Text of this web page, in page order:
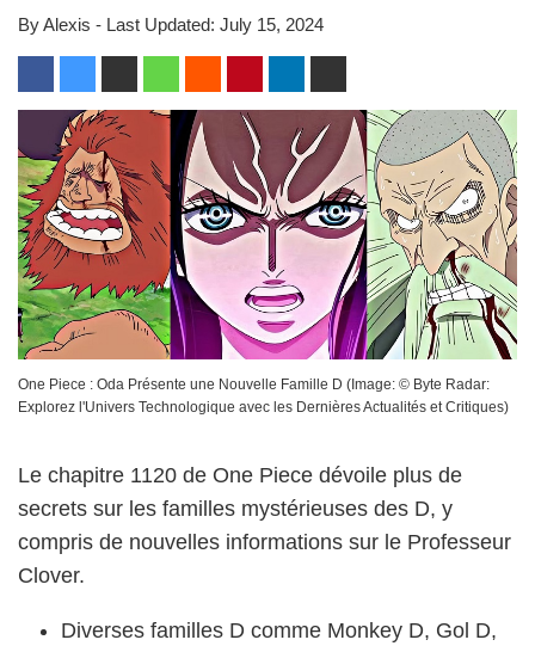
ByAlexis - Last Updated: July 15, 2024
One Piece : Oda Présente une Nouvelle Famille D (Image: © Byte Radar:
Explorez l'Univers Technologique avec les Dernières Actualités et Critiques)
Le chapitre 1120 de One Piece dévoile plus de
secrets sur les familles mystérieuses des D, y
compris de nouvelles informations sur le Professeur
Clover.
Diverses familles D comme Monkey D, Gol D,